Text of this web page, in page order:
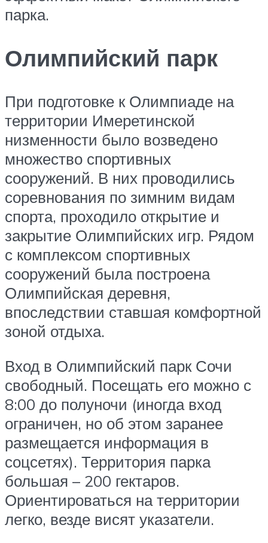
парка.
Олимпийский парк
При подготовке к Олимпиаде на
территории Имеретинской
низменности было возведено
множество спортивных
сооружений. В них проводились
соревнования по зимним видам
спорта, проходило открытие и
закрытие Олимпийских игр. Рядом
с комплексом спортивных
сооружений была построена
Олимпийская деревня,
впоследствии ставшая комфортной
зоной отдыха.
Вход в Олимпийский парк Сочи
свободный. Посещать его можно с
8:00 до полуночи (иногда вход
ограничен, но об этом заранее
размещается информация в
соцсетях). Территория парка
большая – 200 гектаров.
Ориентироваться на территории
легко, везде висят указатели.